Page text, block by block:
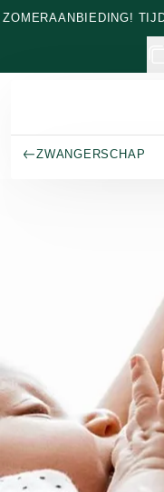
Naar hoofdinhoud gaan
ZOMERAANBIEDING!
ZWANGERSCHAP